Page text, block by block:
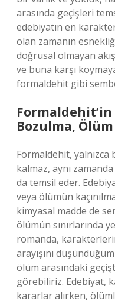
arasında geçişleri
edebiyatın en
olan zamanın
doğrusal olmayan
ve buna karşı
formaldehit gibi
Bozulma,
Formaldehit, yalnızca
kalmaz, aynı
da temsil eder.
veya ölümün
kimyasal madde de
ölümün sınırlarında
romanda,
arayışını
ölüm arasındaki
görebiliriz. Edebiyat,
kararlar alırken,